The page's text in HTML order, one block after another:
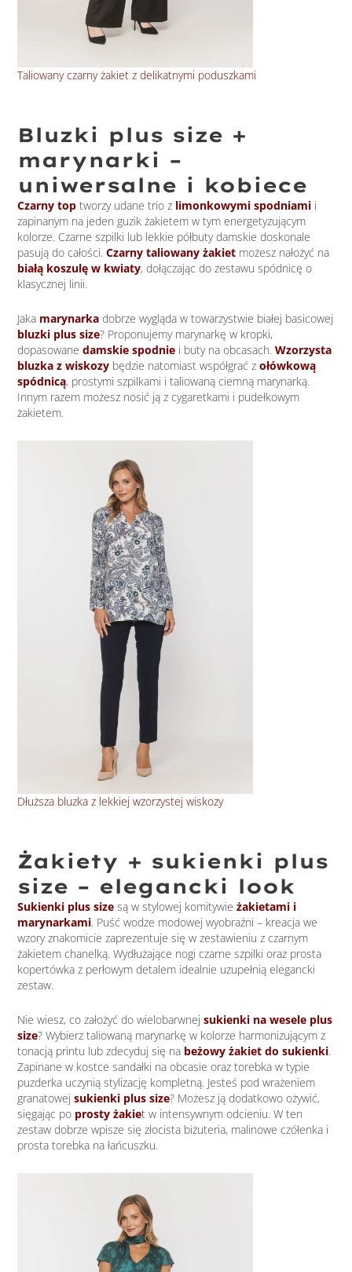
Taliowany czarny żakiet z delikatnymi poduszkami
Bluzki plus size +
marynarki –
uniwersalne i kobiece
Czarny top tworzy udane trio z limonkowymi spodniami i
zapinanym na jeden guzik żakietem w tym energetyzującym
kolorze. Czarne szpilki lub lekkie półbuty damskie doskonale
pasują do całości.Czarny taliowany żakiet możesz nałożyć na
białą koszulę w kwiaty, dołączając do zestawu spódnicę o
klasycznej linii.
Jaka marynarka dobrze wygląda w towarzystwie białej basicowej
bluzki plus size? Proponujemy marynarkę w kropki,
dopasowane damskie spodnie i buty na obcasach.Wzorzysta
bluzka z wiskozy będzie natomiast współgrać zołówkową
spódnicą, prostymi szpilkami i taliowaną ciemną marynarką.
Innym razem możesz nosić ją z cygaretkami i pudełkowym
żakietem.
Dłuższa bluzka z lekkiej wzorzystej wiskozy
Żakiety + sukienki plus
size – elegancki look
Sukienki plus size są w stylowej komitywie żakietami i
marynarkami. Puść wodze modowej wyobraźni – kreacja we
wzory znakomicie zaprezentuje się w zestawieniu z czarnym
żakietem chanelką. Wydłużające nogi czarne szpilki oraz prosta
kopertówka z perłowym detalem idealnie uzupełnią elegancki
zestaw.
Nie wiesz, co założyć do wielobarwnejsukienki na wesele plus
size? Wybierz taliowaną marynarkę w kolorze harmonizującym z
tonacją printu lub zdecyduj się na beżowy żakiet do sukienki.
Zapinane w kostce sandałki na obcasie oraz torebka w typie
puzderka uczynią stylizację kompletną. Jesteś pod wrażeniem
granatowejsukienki plus size? Możesz ją dodatkowo ożywić,
sięgając po prosty żakiet w intensywnym odcieniu. W ten
zestaw dobrze wpisze się złocista biżuteria, malinowe czółenka i
prosta torebka na łańcuszku.